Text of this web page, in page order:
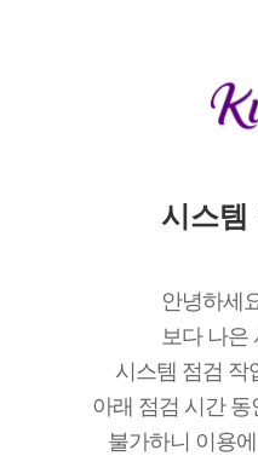
시스템
안녕하세
보다 나은
시스템 점검 작
아래 점검 시간 동
불가하니 이용